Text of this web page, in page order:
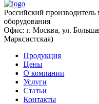
Twitter
Российский
оборудования
Офис: г. Москва, ул.
Марксистская)
Продукция
Цены
О компании
Услуги
Статьи
Контакты